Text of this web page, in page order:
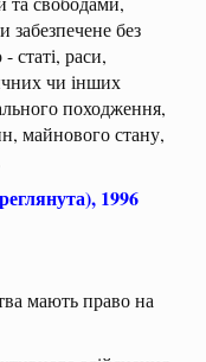
забезпечене без
статі, раси,
чи інших
походження,
майнового стану,
1996
мають право на